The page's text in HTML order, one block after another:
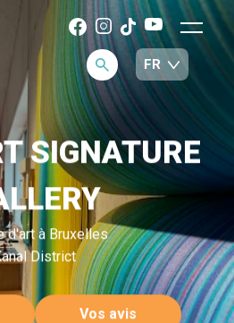
SIGNATURE
d'art à Bruxelles
District
Vos avis